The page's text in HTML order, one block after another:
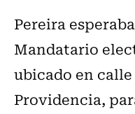
Pereira
Mandatario
ubicado en
Providencia,